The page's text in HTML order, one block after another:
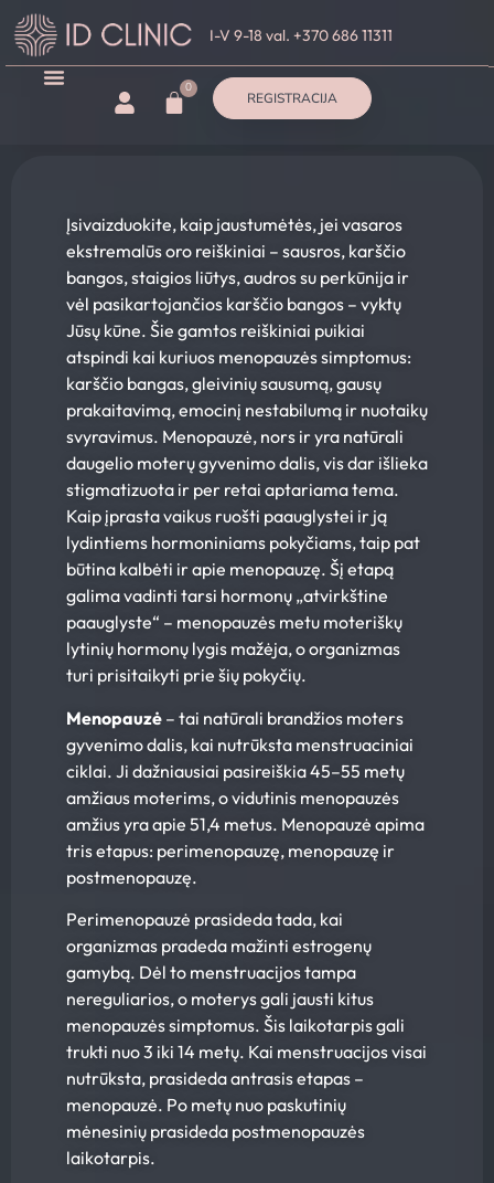
I-V 9-18 val. +370 686 11311
REGISTRACIJA
0
Įsivaizduokite, kaip jaustumėtės, jei vasaros
ekstremalūs oro reiškiniai – sausros, karščio
bangos, staigios liūtys, audros su perkūnija ir
vėl pasikartojančios karščio bangos – vyktų
Jūsų kūne. Šie gamtos reiškiniai puikiai
atspindi kai kuriuos menopauzės simptomus:
karščio bangas, gleivinių sausumą, gausų
prakaitavimą, emocinį nestabilumą ir nuotaikų
svyravimus. Menopauzė, nors ir yra natūrali
daugelio moterų gyvenimo dalis, vis dar išlieka
stigmatizuota ir per retai aptariama tema.
Kaip įprasta vaikus ruošti paauglystei ir ją
lydintiems hormoniniams pokyčiams, taip pat
būtina kalbėti ir apie menopauzę. Šį etapą
galima vadinti tarsi hormonų „atvirkštine
paauglyste“ – menopauzės metu moteriškų
lytinių hormonų lygis mažėja, o organizmas
turi prisitaikyti prie šių pokyčių.
Menopauzė – tai natūrali brandžios moters
gyvenimo dalis, kai nutrūksta menstruaciniai
ciklai. Ji dažniausiai pasireiškia 45–55 metų
amžiaus moterims, o vidutinis menopauzės
amžius yra apie 51,4 metus. Menopauzė apima
tris etapus: perimenopauzę, menopauzę ir
postmenopauzę.
Perimenopauzė prasideda tada, kai
organizmas pradeda mažinti estrogenų
gamybą. Dėl to menstruacijos tampa
nereguliarios, o moterys gali jausti kitus
menopauzės simptomus. Šis laikotarpis gali
trukti nuo 3 iki 14 metų. Kai menstruacijos visai
nutrūksta, prasideda antrasis etapas –
menopauzė. Po metų nuo paskutinių
mėnesinių prasideda postmenopauzės
laikotarpis.